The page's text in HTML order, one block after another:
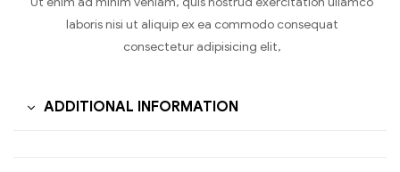
laboris nisi ut aliquip ex ea commodo consequat
consectetur adipisicing elit,
ADDITIONAL INFORMATION